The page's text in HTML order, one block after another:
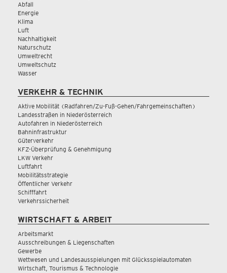
Abfall
Energie
Klima
Luft
Nachhaltigkeit
Naturschutz
Umweltrecht
Umweltschutz
Wasser
VERKEHR & TECHNIK
Aktive Mobilität (Radfahren/Zu-Fuß-Gehen/Fahrgemeinschaften)
Landesstraßen in Niederösterreich
Autofahren in Niederösterreich
Bahninfrastruktur
Güterverkehr
KFZ-Überprüfung & Genehmigung
LKW Verkehr
Luftfahrt
Mobilitätsstrategie
Öffentlicher Verkehr
Schifffahrt
Verkehrssicherheit
WIRTSCHAFT & ARBEIT
Arbeitsmarkt
Ausschreibungen & Liegenschaften
Gewerbe
Wettwesen und Landesausspielungen mit Glücksspielautomaten
Wirtschaft, Tourismus & Technologie